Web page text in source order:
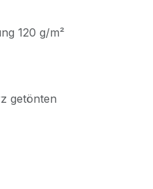
120 g/m²
getönten